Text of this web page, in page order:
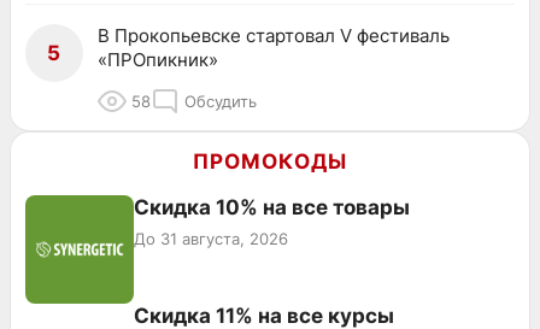
5
В Прокопьевске стартовал V фестиваль
«ПРОпикник»
58 Обсудить
ПРОМОКОДЫ
Скидка 10% на все товары
До 31 августа, 2026
Скидка 11% на все курсы